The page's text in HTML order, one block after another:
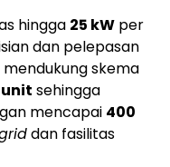
hingga 25 kW per
dan pelepasan
mendukung skema
unit sehingga
mencapai 400
dan fasilitas